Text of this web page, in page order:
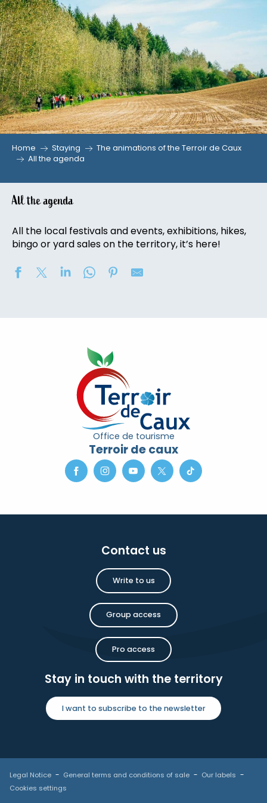
Aller
au
contenu
principal
Home Staying
The animations of the Terroir de Caux
All the agenda
All the agenda
All the local festivals and events, exhibitions, hikes,
bingo or yard sales on the territory, it’s here!
Marché nocturne
2eme nuit des étoiles
Exposition de peinture : Elisabeth Haloo Joye et
Exposition de peinture - Karine Duriez
Exposition : Bénédicte, Cédric & René Vardon
[Exposition] Peinture comme photo, photo comme
Stage de natation 2026
Exposition : au jardin potager
Marche douce et botanique
Concerts à l'Envers du Croco
Office de tourisme
Terroir de caux
Contact us
Write to us
Group access
Pro access
Stay in touch with the territory
I want to subscribe to the newsletter
Legal Notice General terms and conditions of sale
Our labels
Cookies settings